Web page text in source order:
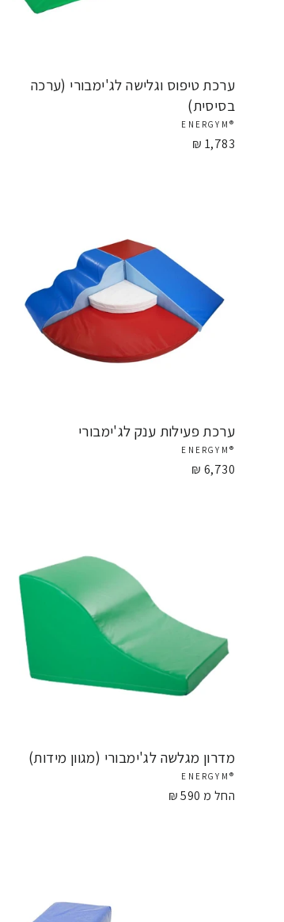
ערכת טיפוס וגלישה לג'ימבורי (ערכה
בסיסית)
®ENERGYM
1,783 ₪
ערכת פעילות ענק לג'ימבורי
®ENERGYM
6,730 ₪
מדרון מגלשה לג'ימבורי (מגוון מידות)
®ENERGYM
החל מ 590 ₪